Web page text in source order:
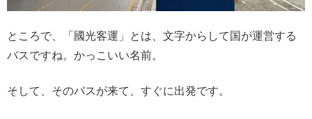
ところで、「國光客運」とは、文字からして国が運営する
バスですね。かっこいい名前。
そして、そのバスが来て、すぐに出発です。